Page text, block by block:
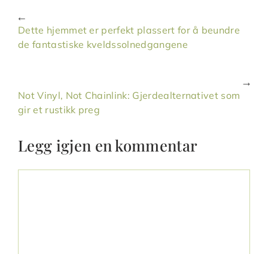
Dette hjemmet er perfekt plassert for å beundre
de fantastiske kveldssolnedgangene
Not Vinyl, Not Chainlink: Gjerdealternativet som
gir et rustikk preg
Legg igjen en kommentar